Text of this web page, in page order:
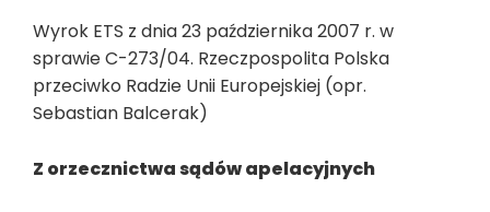
Wyrok ETS z dnia 23 października 2007 r. w
sprawie C-273/04. Rzeczpospolita Polska
przeciwko Radzie Unii Europejskiej (opr.
Sebastian Balcerak)
Z orzecznictwa sądów apelacyjnych